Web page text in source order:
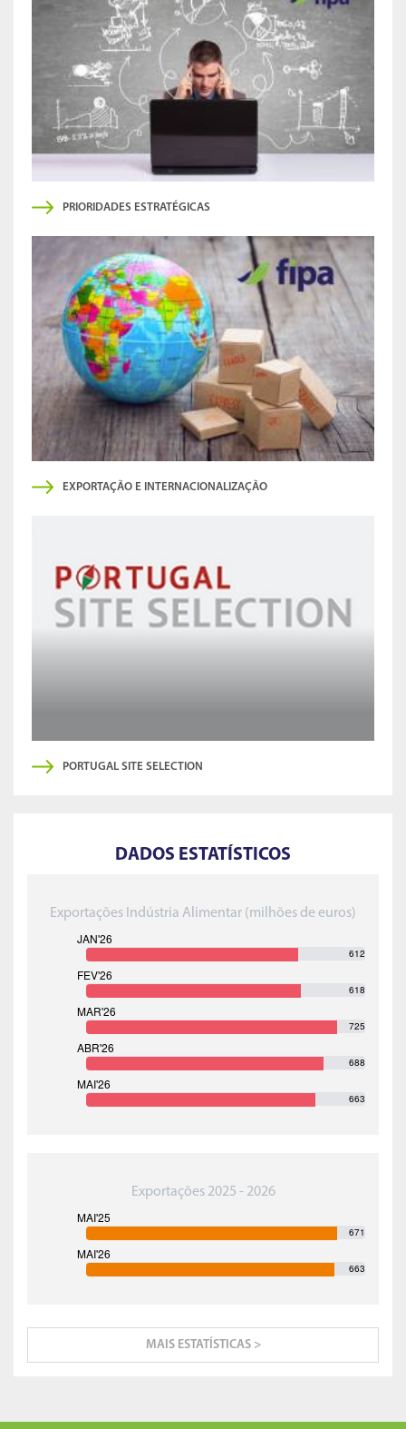
PRIORIDADES ESTRATÉGICAS
EXPORTAÇÃO E INTERNACIONALIZAÇÃO
PORTUGAL SITE SELECTION
DADOS ESTATÍSTICOS
Exportações Indústria Alimentar (milhões de euros)
612
618
725
688
663
Exportações 2025 - 2026
671
663
MAIS ESTATÍSTICAS >